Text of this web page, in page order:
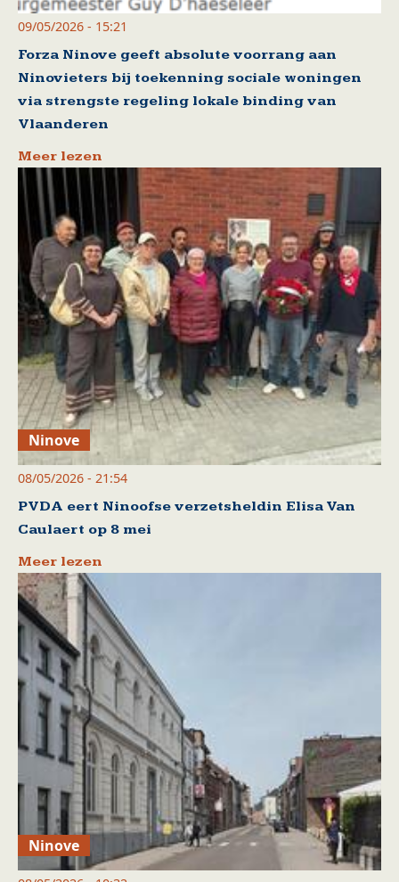
09/05/2026 - 15:21
Forza Ninove geeft absolute voorrang aan
Ninovieters bij toekenning sociale woningen
via strengste regeling lokale binding van
Vlaanderen
Meer lezen
Ninove
08/05/2026 - 21:54
PVDA eert Ninoofse verzetsheldin Elisa Van
Caulaert op 8 mei
Meer lezen
Ninove